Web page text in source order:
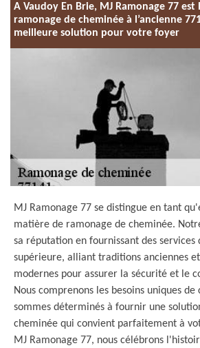
A Vaudoy En Brie, MJ Ramonage 77 est
ramonage de cheminée à l’ancienne
meilleure solution pour votre foyer
MJ Ramonage 77 se distingue en tant
matière de ramonage de cheminée.
sa réputation en fournissant des services
supérieure, alliant traditions anciennes
modernes pour assurer la sécurité et le
Nous comprenons les besoins uniques
sommes déterminés à fournir une
cheminée qui convient parfaitement à
MJ Ramonage 77, nous célébrons